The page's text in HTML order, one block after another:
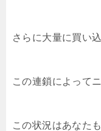
さらに大量に買い込
この連鎖によって
この状況はあなた